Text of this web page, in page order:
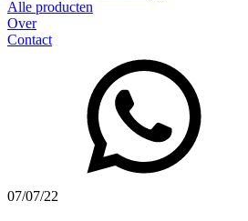
Alle producten
Over
Contact
07/07/22